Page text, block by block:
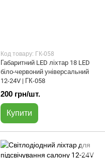
Код товару: ГК-058
Габаритний LED ліхтар 18 LED
біло-червоний універсальний
12-24V | ГК-058
200 грн/шт.
Купити